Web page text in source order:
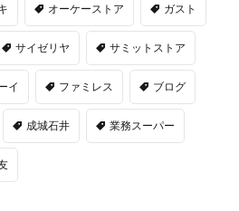
オーケーストア ガスト
サイゼリヤ サミットストア
イ ファミレス ブログ
成城石井 業務スーパー